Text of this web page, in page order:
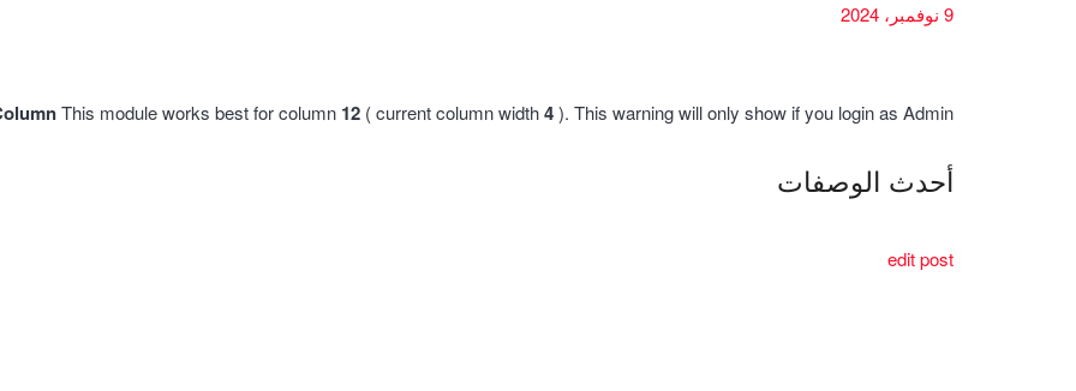
9 نوفمبر، 2024
This module works best for column 12 ( current column width4). This warning will only show if you login as Admin.
أحدث الوصفات
edit post